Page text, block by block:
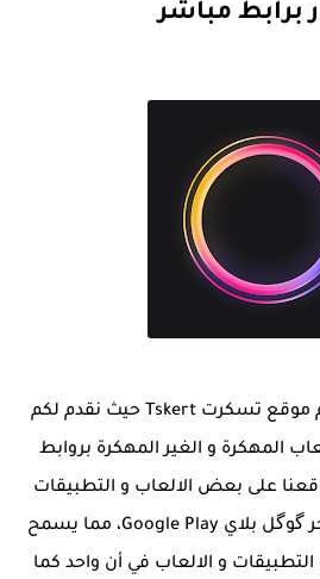
برابط مباشر
أهلا وسهلا في موقعكم موقع تسكرت Tskert حيث نقدم لكم
المهكرة و الغير المهكرة بروابط
على بعض الالعاب و التطبيقات
حتى قبل نزولها على متجر گوگل بلاي Google Play، مما يسمح
و الالعاب في أن واحد كما